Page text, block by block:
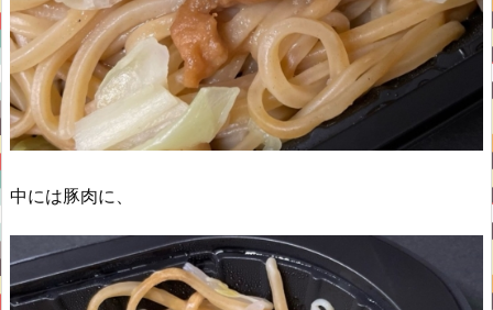
中には豚肉に、